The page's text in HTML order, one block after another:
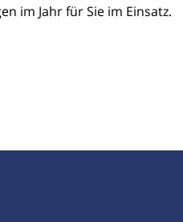
im Jahr für Sie im Einsatz.